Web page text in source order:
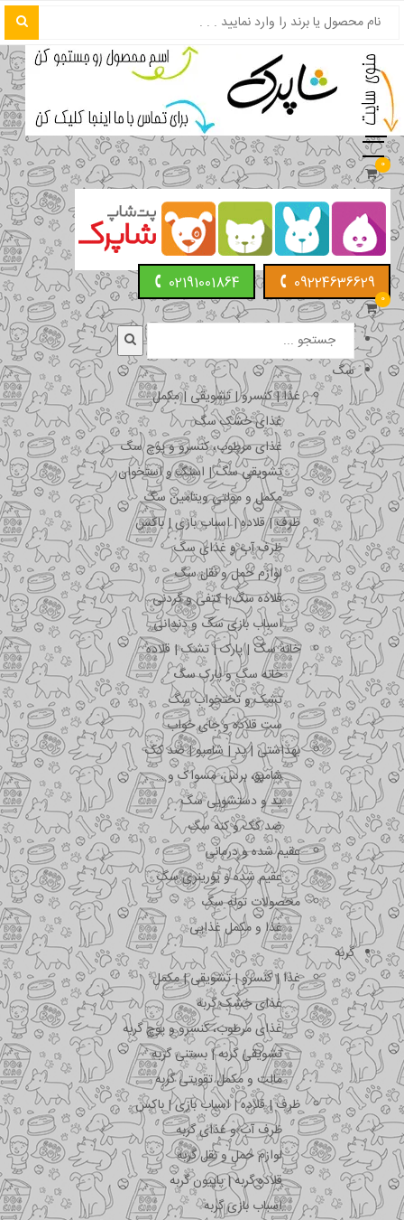
0
09224636629
02191001864
0
سگ
غذا | کنسرو | تشویقی | مکمل
غذای خشک سگ
غذای مرطوب، کنسرو و پوچ سگ
تشویقی سگ | اسنک و استخوان
مکمل و مولتی ویتامین سگ
ظرف | قلاده | اسباب بازی | باکس
ظرف آب و غذای سگ
لوازم حمل و نقل سگ
قلاده سگ | کتفی و گردنی
اسباب بازی سگ و دندانی
خانه سگ | پارک | تشک | قلاده
خانه سگ و پارک سگ
تشک و تختخواب سگ
ست قلاده و جای خواب
بهداشتی | پد | شامپو | ضد کک
شامپو، برس، مسواک و …
پد و دستشویی سگ
ضد کک و کنه سگ
عقیم شده و درمانی
عقیم شده و یورینری سگ
محصولات توله سگ
غذا و مکمل غذایی
گربه
غذا | کنسرو | تشویقی | مکمل
غذای خشک گربه
غذای مرطوب، کنسرو و پوچ گربه
تشویقی گربه | بستنی گربه
مالت و مکمل تقویتی گربه
ظرف | قلاده | اسباب بازی | باکس
ظرف آب و غذای گربه
لوازم حمل و نقل گربه
قلاده گربه | پاپیون گربه
اسباب بازی گربه